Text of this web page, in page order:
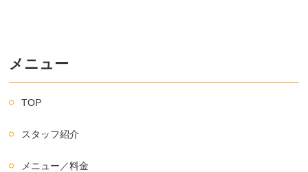
メニュー
TOP
スタッフ紹介
メニュー／料金